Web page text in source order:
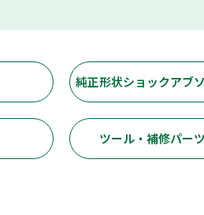
純正形状ショックアブ
ツール・補修パーツ